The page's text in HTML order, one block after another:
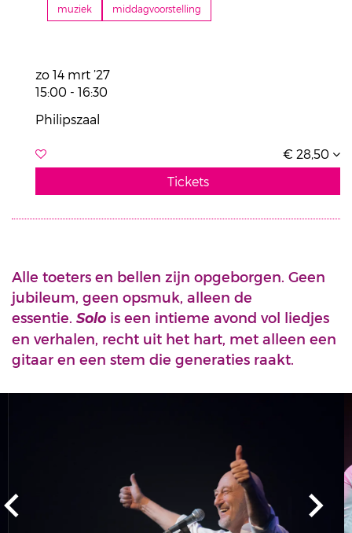
muziek middagvoorstelling
zo 14 mrt ’27
15:00 - 16:30
Philipszaal
€ 28,50
Tickets
Alle toeters en bellen zijn opgeborgen. Geen
jubileum, geen opsmuk, alleen de
essentie. Solo is een intieme avond vol liedjes
en verhalen, recht uit het hart, met alleen een
gitaar en een stem die generaties raakt.